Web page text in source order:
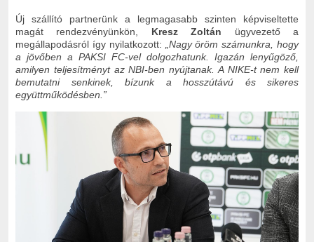
Új szállító partnerünk a legmagasabb szinten képviseltette
magát rendezvényünkön, Kresz Zoltán ügyvezető a
megállapodásról így nyilatkozott:
„Nagy öröm számunkra, hogy
a jövőben a PAKSI FC-vel dolgozhatunk. Igazán lenyűgöző,
amilyen teljesítményt az NBI-ben nyújtanak. A NIKE-t nem kell
bemutatni senkinek, bízunk a hosszútávú és sikeres
együttműködésben.”